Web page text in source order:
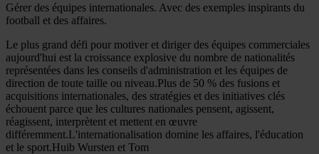
Gérer des équipes internationales. Avec des exemples inspirants du
football et des affaires.
Le plus grand défi pour motiver et diriger des équipes commerciales
aujourd'hui est la croissance explosive du nombre de nationalités
représentées dans les conseils d'administration et les équipes de
direction de toute taille ou niveau.Plus de 50 % des fusions et
acquisitions internationales, des stratégies et des initiatives clés
échouent parce que les cultures nationales pensent, agissent,
réagissent, interprètent et mettent en œuvre
différemment.L'internationalisation domine les affaires, l'éducation
et le sport.Huib Wursten et Tom